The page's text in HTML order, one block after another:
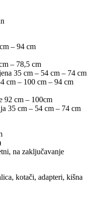
– 94 cm
– 78,5 cm
35 cm – 54 cm – 74 cm
cm – 100 cm – 94 cm
92 cm – 100cm
35 cm – 54 cm – 74 cm
na zaključavanje
kotači, adapteri, kišna